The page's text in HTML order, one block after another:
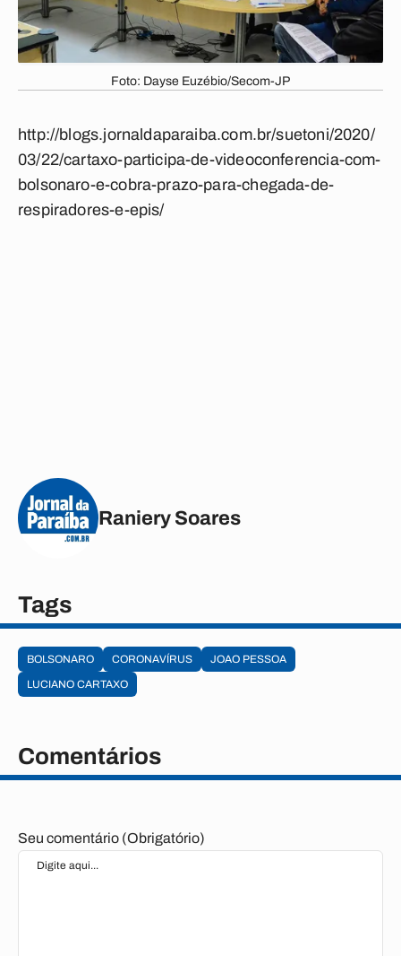
Foto: Dayse Euzébio/Secom-JP
http://blogs.jornaldaparaiba.com.br/suetoni/2020/
03/22/cartaxo-participa-de-videoconferencia-com-
bolsonaro-e-cobra-prazo-para-chegada-de-
respiradores-e-epis/
Raniery Soares
Tags
BOLSONARO CORONAVÍRUS
JOAO PESSOA
LUCIANO CARTAXO
Comentários
Seu comentário (Obrigatório)